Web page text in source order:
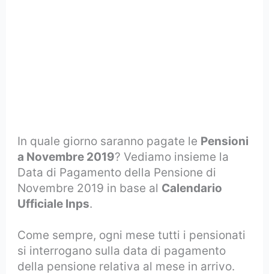
In quale giorno saranno pagate le Pensioni
a Novembre 2019? Vediamo insieme la
Data di Pagamento della Pensione di
Novembre 2019 in base al Calendario
Ufficiale Inps.
Come sempre, ogni mese tutti i pensionati
si interrogano sulla data di pagamento
della pensione relativa al mese in arrivo.